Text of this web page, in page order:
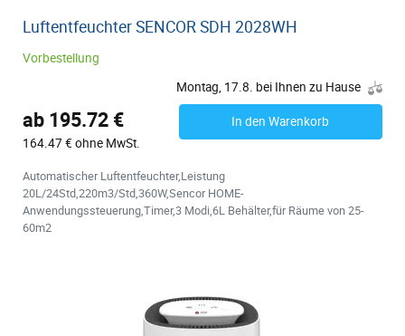
Luftentfeuchter SENCOR SDH 2028WH
Vorbestellung
Montag, 17.8. bei Ihnen zu Hause
ab 195.72 €
164.47 € ohne MwSt.
In den Warenkorb
Automatischer Luftentfeuchter,Leistung
20L/24Std,220m3/Std,360W,Sencor HOME-
Anwendungssteuerung,Timer,3 Modi,6L Behälter,für Räume von 25-
60m2